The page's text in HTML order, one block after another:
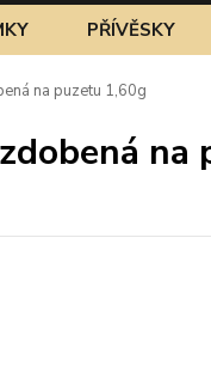
PŘÍVĚSKY
na puzetu 1,60g
na